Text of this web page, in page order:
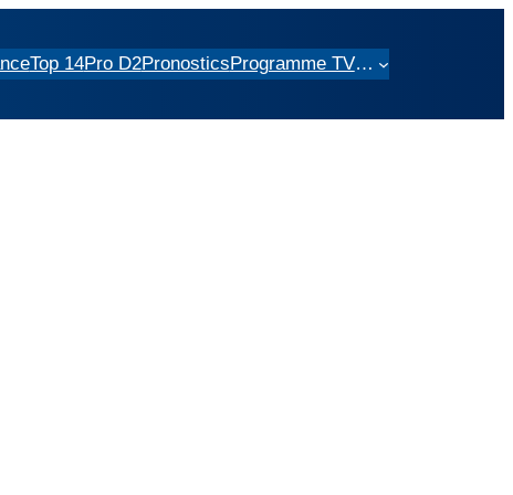
Top 14Pro D2PronosticsProgramme TV…